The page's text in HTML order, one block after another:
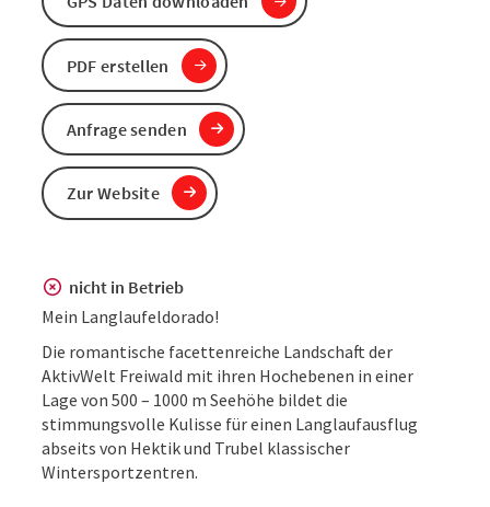
nicht in Betrieb
Mein Langlaufeldorado!
Die romantische facettenreiche Landschaft der
AktivWelt Freiwald mit ihren Hochebenen in einer
Lage von 500 – 1000 m Seehöhe bildet die
stimmungsvolle Kulisse für einen Langlaufausflug
abseits von Hektik und Trubel klassischer
Wintersportzentren.
PDF erstellen
Anfrage senden
Zur Website